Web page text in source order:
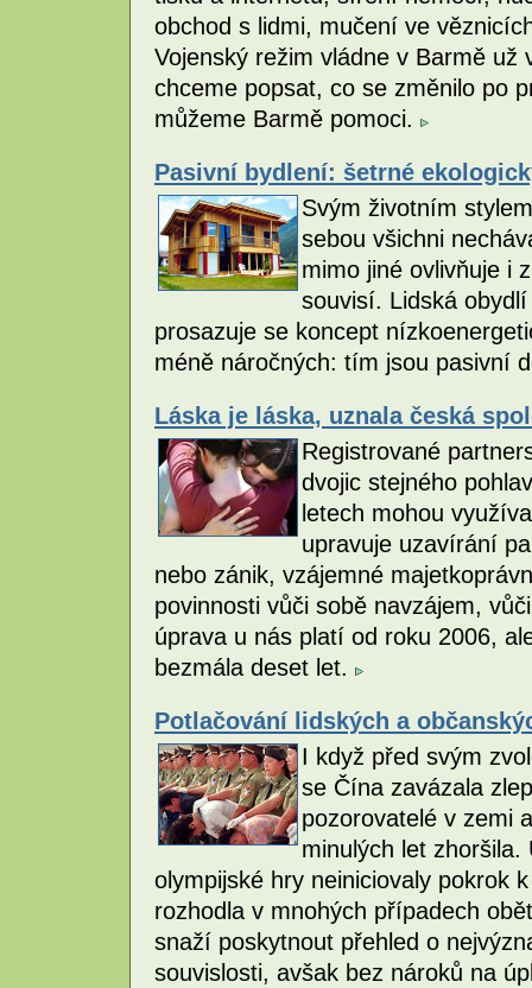
obchod s lidmi, mučení ve
Vojenský režim vládne v Barmě
chceme popsat, co se změnilo po
můžeme Barmě pomoci.
Pasivní bydlení: šetrné
Svým životním
sebou všichni
mimo jiné ovlivňuje i
souvisí. Lidská
prosazuje se koncept
méně náročných: tím jsou pasivní
Láska je láska, uznala česká
Registrované
dvojic stejného
letech mohou
upravuje uzavírání
nebo zánik, vzájemné
povinnosti vůči sobě navzájem,
úprava u nás platí od roku 2006,
bezmála deset let.
Potlačování lidských a
I když před svým
se Čína zavázala
pozorovatelé v zemi
minulých let
olympijské hry neiniciovaly pokrok
rozhodla v mnohých případech
snaží poskytnout přehled o
souvislosti, avšak bez nároků na